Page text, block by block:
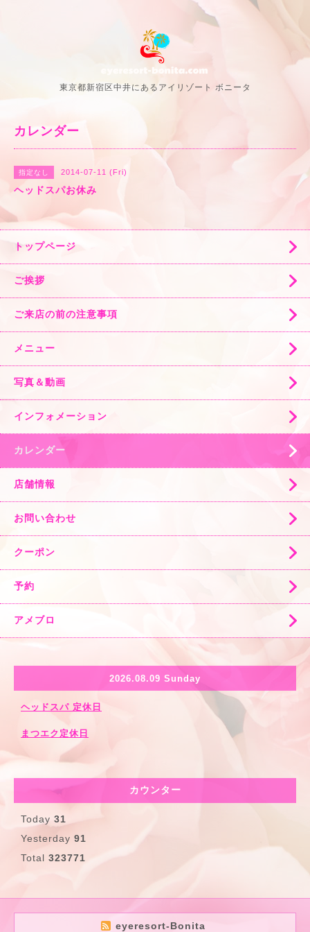
東京都新宿区中井にあるアイリゾート ボニータ
カレンダー
指定なし 2014-07-11 (Fri)
ヘッドスパお休み
トップページ
ご挨拶
ご来店の前の注意事項
メニュー
写真＆動画
インフォメーション
カレンダー
店舗情報
お問い合わせ
クーポン
予約
アメブロ
2026.08.09 Sunday
ヘッドスパ 定休日
まつエク定休日
カウンター
Today 31
Yesterday 91
Total 323771
eyeresort-Bonita